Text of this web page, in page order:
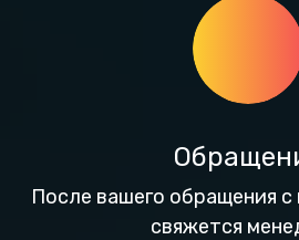
После вашего обращения
свяжется